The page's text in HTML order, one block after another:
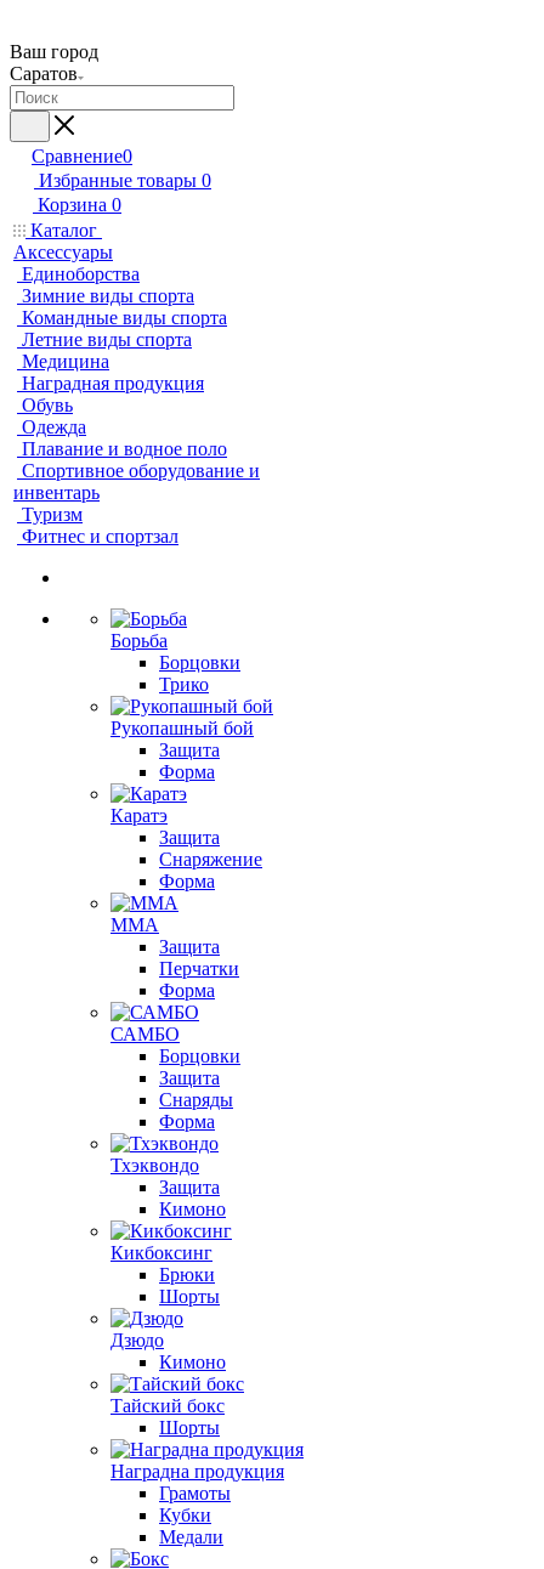
Ваш город
Саратов
Сравнение0
Избранные товары 0
Корзина 0
Каталог
Аксессуары
Единоборства
Зимние виды спорта
Командные виды спорта
Летние виды спорта
Медицина
Наградная продукция
Обувь
Одежда
Плавание и водное поло
Спортивное оборудование и
инвентарь
Туризм
Фитнес и спортзал
Борьба
Борцовки
Трико
Рукопашный бой
Защита
Форма
Каратэ
Защита
Снаряжение
Форма
ММА
Защита
Перчатки
Форма
САМБО
Борцовки
Защита
Снаряды
Форма
Тхэквондо
Защита
Кимоно
Кикбоксинг
Брюки
Шорты
Дзюдо
Кимоно
Тайский бокс
Шорты
Наградна продукция
Грамоты
Кубки
Медали